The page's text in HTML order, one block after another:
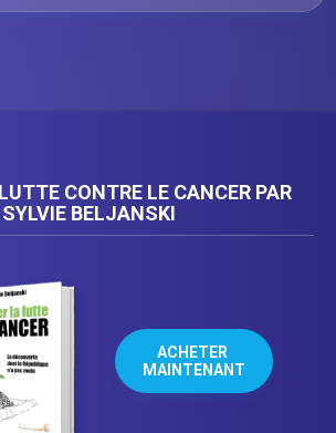
CONTRE LE CANCER PAR
SYLVIE BELJANSKI
ACHETER
MAINTENANT